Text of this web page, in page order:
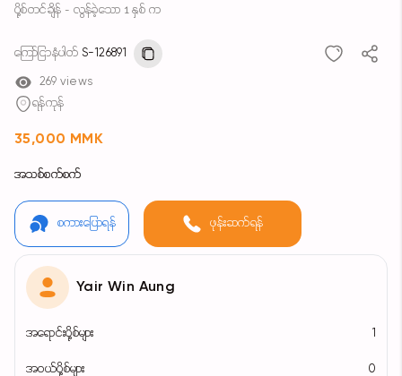
ပို့စ်တင်ချိန် - လွန်ခဲ့သော 1 နှစ် က
ကြော်ငြာနံပါတ် S-126891
269 views
ရန်ကုန်
35,000 MMK
အသစ်စက်စက်
စကားပြောရန် ဖုန်းဆက်ရန်
Yair Win Aung
အရောင်းပို့စ်များ
အဝယ်ပို့စ်များ 0